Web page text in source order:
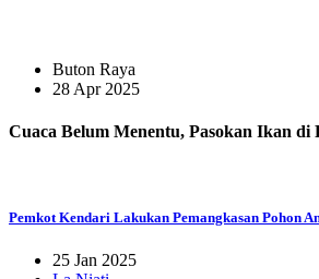
Buton Raya
28 Apr 2025
Cuaca Belum Menentu, Pasokan Ikan di
Pemkot Kendari Lakukan Pemangkasan Pohon
25 Jan 2025